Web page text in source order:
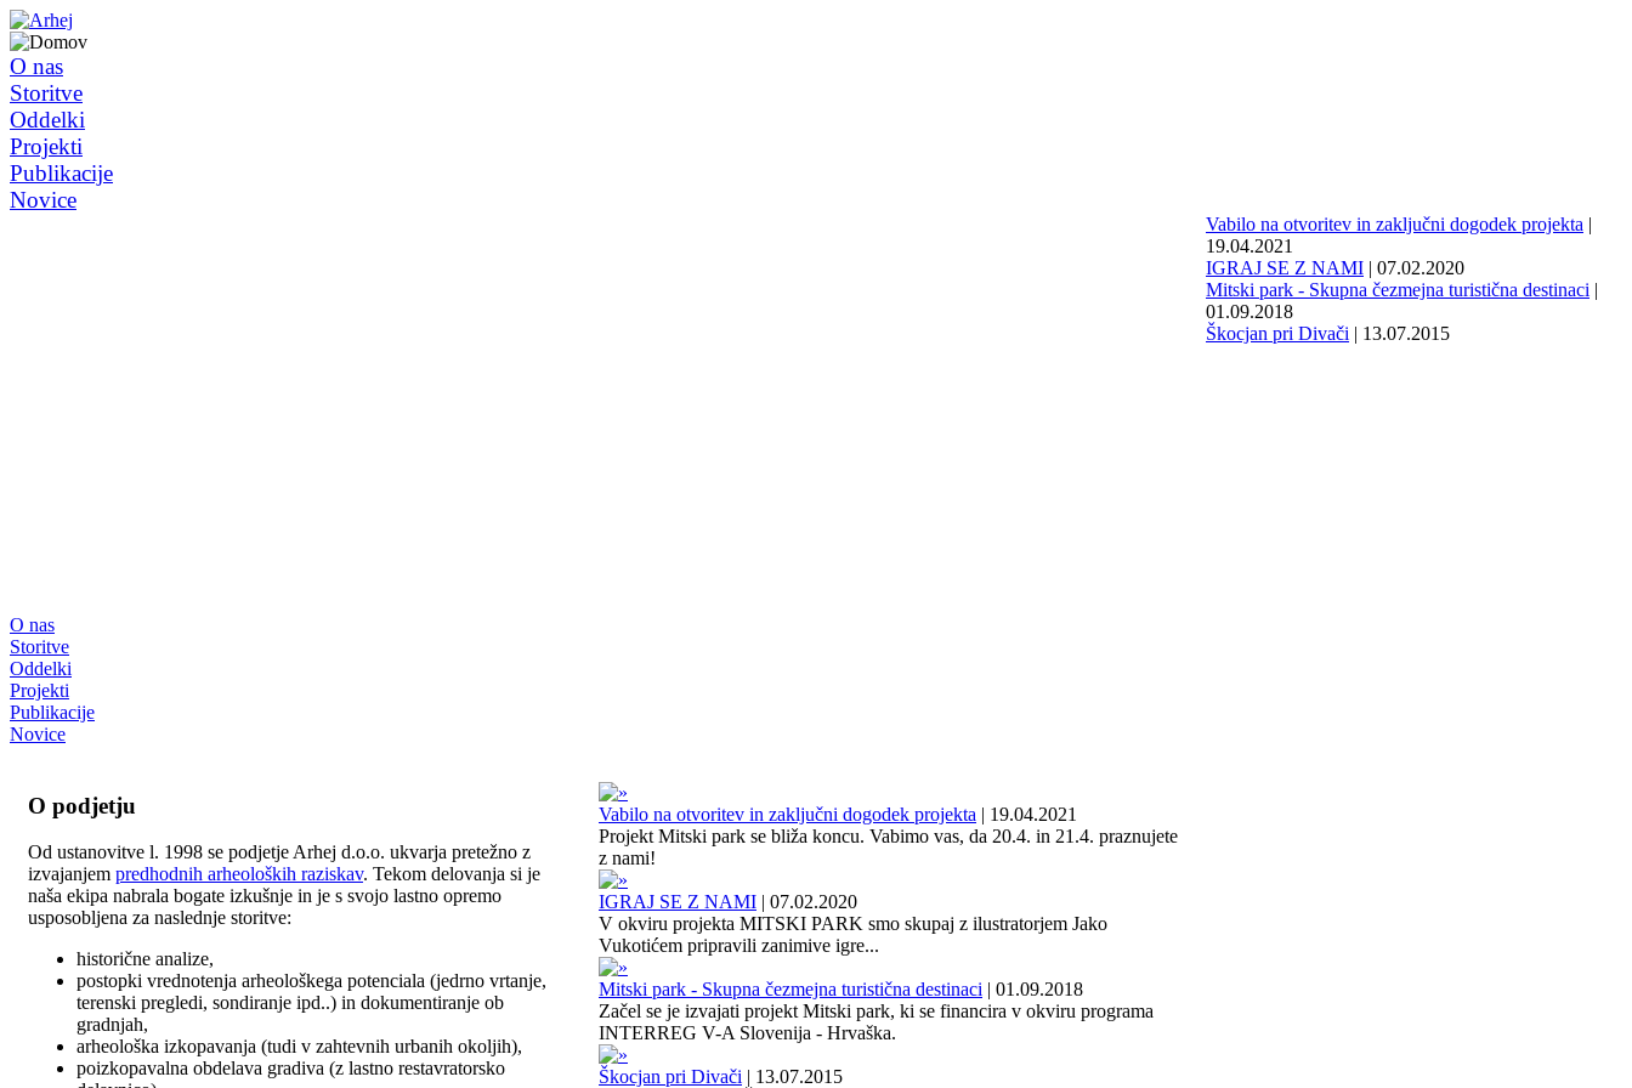
O nas
Storitve
Oddelki
Projekti
Publikacije
Novice
O nas
Storitve
Oddelki
Projekti
Publikacije
Novice
Vabilo na otvoritev in zaključni dogodek projekta |
19.04.2021
IGRAJ SE Z NAMI | 07.02.2020
Mitski park - Skupna čezmejna turistična destinaci |
01.09.2018
Škocjan pri Divači | 13.07.2015
O podjetju
Od ustanovitve l. 1998 se podjetje Arhej d.o.o. ukvarja pretežno z
izvajanjem predhodnih arheoloških raziskav. Tekom delovanja si je
naša ekipa nabrala bogate izkušnje in je s svojo lastno opremo
usposobljena za naslednje storitve:
historične analize,
postopki vrednotenja arheološkega potenciala (jedrno vrtanje,
terenski pregledi, sondiranje ipd..) in dokumentiranje ob
gradnjah,
arheološka izkopavanja (tudi v zahtevnih urbanih okoljih),
poizkopavalna obdelava gradiva (z lastno restavratorsko
Vabilo na otvoritev in zaključni dogodek projekta | 19.04.2021
Projekt Mitski park se bliža koncu. Vabimo vas, da 20.4. in 21.4. praznujete
z nami!
IGRAJ SE Z NAMI | 07.02.2020
V okviru projekta MITSKI PARK smo skupaj z ilustratorjem Jako
Vukotićem pripravili zanimive igre...
Mitski park - Skupna čezmejna turistična destinaci | 01.09.2018
Začel se je izvajati projekt Mitski park, ki se financira v okviru programa
INTERREG V-A Slovenija - Hrvaška.
Škocjan pri Divači | 13.07.2015